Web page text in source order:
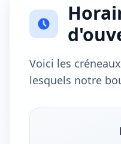
Voici les
lesquels notre